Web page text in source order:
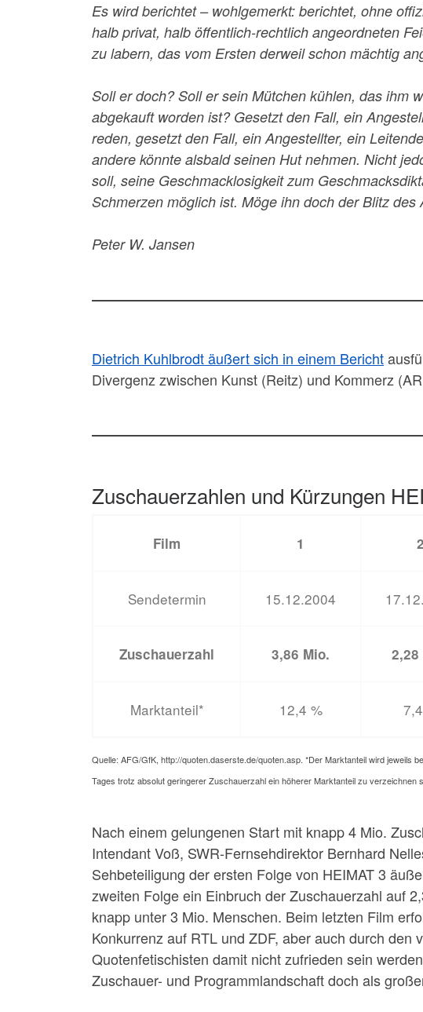
Es wird berichtet – wohlgemerkt: berichtet, ohne
halb privat, halb öffentlich-rechtlich angeordneten
zu labern, das vom Ersten derweil schon mächtig
Soll er doch? Soll er sein Mütchen kühlen, das ihm
abgekauft worden ist? Gesetzt den Fall, ein
reden, gesetzt den Fall, ein Angestellter, ein
andere könnte alsbald seinen Hut nehmen. Nicht
soll, seine Geschmacklosigkeit zum
Schmerzen möglich ist. Möge ihn doch der Blitz
Peter W. Jansen
Dietrich Kuhlbrodt äußert sich in einem Bericht
Divergenz zwischen Kunst (Reitz) und Kommerz
Zuschauerzahlen und Kürzungen
Film 1 2
Sendetermin 15.12.2004
Zuschauerzahl 3,86 Mio. 2,28
Marktanteil* 12,4 %
Quelle: AFG/GfK, http://quoten.daserste.de/quoten.asp. *Der Marktanteil wird jeweils
Tages trotz absolut geringerer Zuschauerzahl ein höherer Marktanteil zu verzeichnen
Nach einem gelungenen Start mit knapp 4 Mio.
Intendant Voß, SWR-Fernsehdirektor Bernhard
Sehbeteiligung der ersten Folge von HEIMAT 3
zweiten Folge ein Einbruch der Zuschauerzahl auf
knapp unter 3 Mio. Menschen. Beim letzten Film
Konkurrenz auf RTL und ZDF, aber auch durch
Quotenfetischisten damit nicht zufrieden sein
Zuschauer- und Programmlandschaft doch als